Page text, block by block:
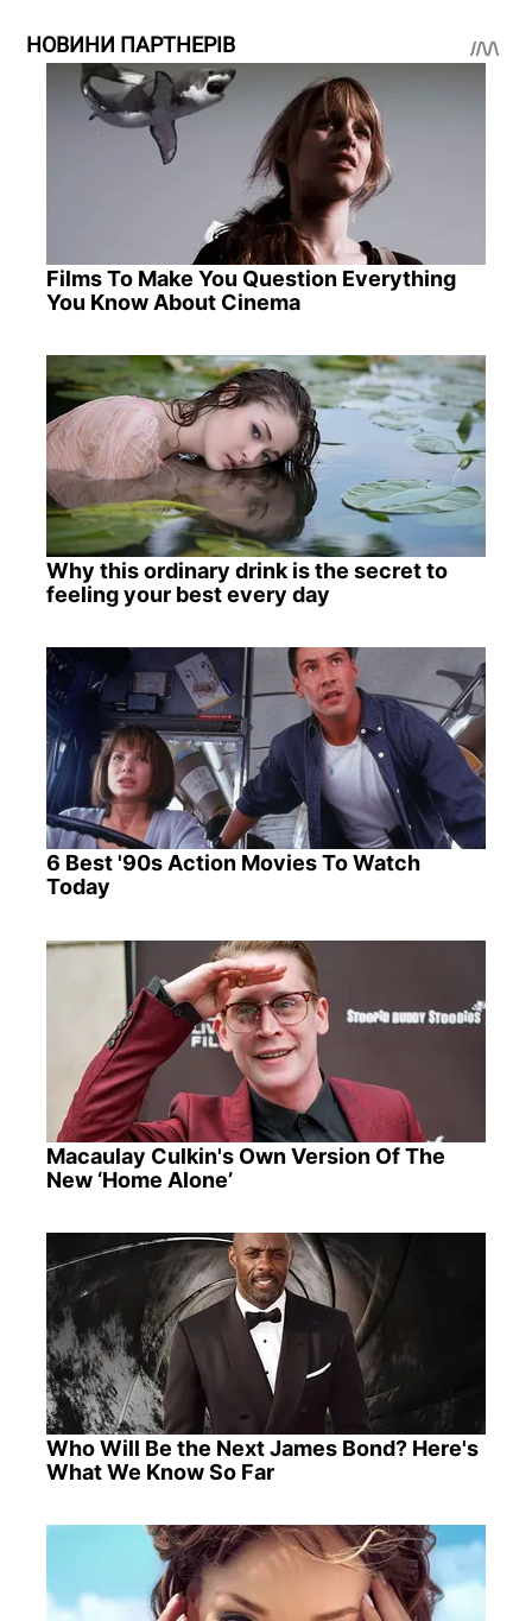
НОВИНИ ПАРТНЕРІВ
Films To Make You Question Everything
You Know About Cinema
Why this ordinary drink is the secret to
feeling your best every day
6 Best '90s Action Movies To Watch
Today
Macaulay Culkin's Own Version Of The
New ‘Home Alone’
Who Will Be the Next James Bond? Here's
What We Know So Far